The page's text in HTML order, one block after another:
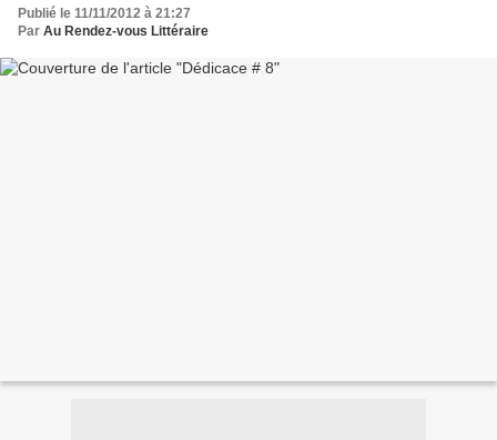
Publié le 11/11/2012 à 21:27
Par Au Rendez-vous Littéraire